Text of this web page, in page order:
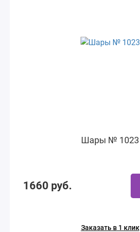
Шары № 1023
1660 руб.
Заказать в 1 клик